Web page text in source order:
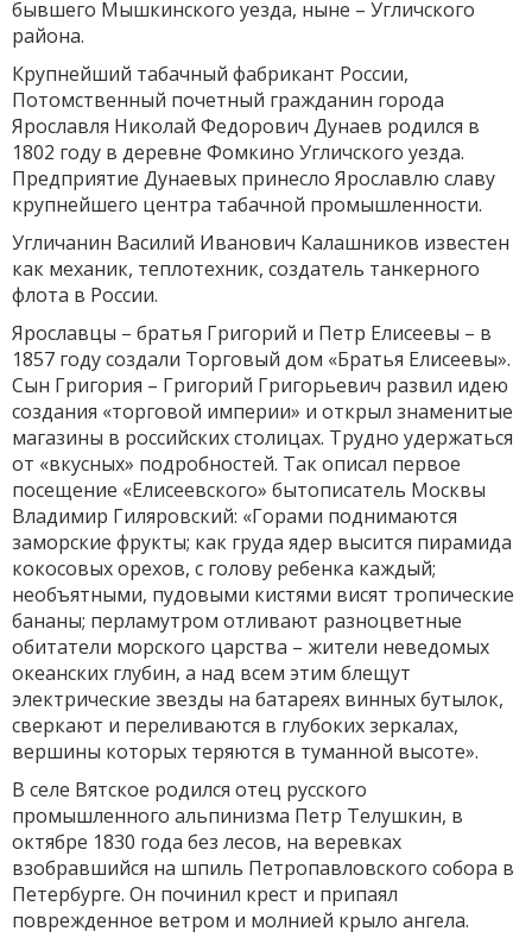
бывшего Мышкинского уезда, ныне – Угличского
района.
Крупнейший табачный фабрикант России,
Потомственный почетный гражданин города
Ярославля Николай Федорович Дунаев родился в
1802 году в деревне Фомкино Угличского уезда.
Предприятие Дунаевых принесло Ярославлю славу
крупнейшего центра табачной промышленности.
Угличанин Василий Иванович Калашников известен
как механик, теплотехник, создатель танкерного
флота в России.
Ярославцы – братья Григорий и Петр Елисеевы – в
1857 году создали Торговый дом «Братья Елисеевы».
Сын Григория – Григорий Григорьевич развил идею
создания «торговой империи» и открыл знаменитые
магазины в российских столицах. Трудно удержаться
от «вкусных» подробностей. Так описал первое
посещение «Елисеевского» бытописатель Москвы
Владимир Гиляровский: «Горами поднимаются
заморские фрукты; как груда ядер высится пирамида
кокосовых орехов, с голову ребенка каждый;
необъятными, пудовыми кистями висят тропические
бананы; перламутром отливают разноцветные
обитатели морского царства – жители неведомых
океанских глубин, а над всем этим блещут
электрические звезды на батареях винных бутылок,
сверкают и переливаются в глубоких зеркалах,
вершины которых теряются в туманной высоте».
В селе Вятское родился отец русского
промышленного альпинизма Петр Телушкин, в
октябре 1830 года без лесов, на веревках
взобравшийся на шпиль Петропавловского собора в
Петербурге. Он починил крест и припаял
поврежденное ветром и молнией крыло ангела.